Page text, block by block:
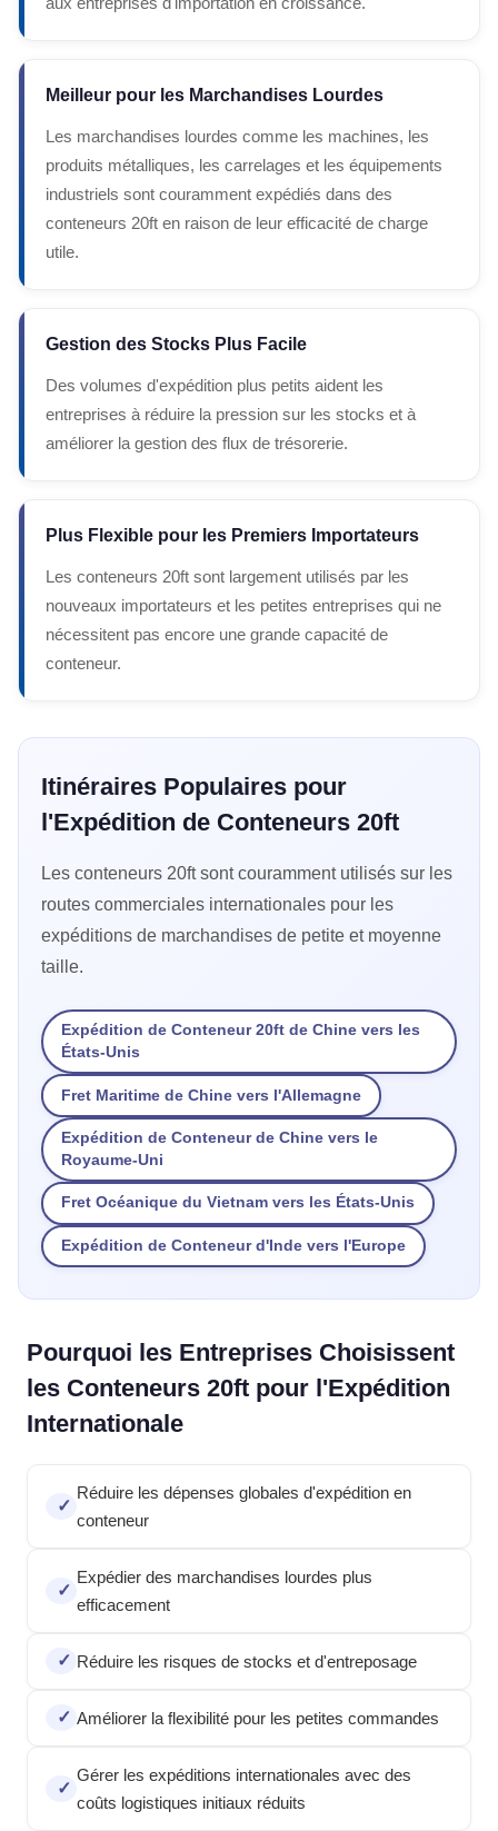
Meilleur pour les Marchandises Lourdes
Les marchandises lourdes comme les machines, les
produits métalliques, les carrelages et les équipements
industriels sont couramment expédiés dans des
conteneurs 20ft en raison de leur efficacité de charge
utile.
Gestion des Stocks Plus Facile
Des volumes d'expédition plus petits aident les
entreprises à réduire la pression sur les stocks et à
améliorer la gestion des flux de trésorerie.
Plus Flexible pour les Premiers Importateurs
Les conteneurs 20ft sont largement utilisés par les
nouveaux importateurs et les petites entreprises qui ne
nécessitent pas encore une grande capacité de
conteneur.
Itinéraires Populaires pour
l'Expédition de Conteneurs 20ft
Les conteneurs 20ft sont couramment utilisés sur les
routes commerciales internationales pour les
expéditions de marchandises de petite et moyenne
taille.
Expédition de Conteneur 20ft de Chine vers les
États-Unis
Fret Maritime de Chine vers l'Allemagne
Expédition de Conteneur de Chine vers le
Royaume-Uni
Fret Océanique du Vietnam vers les États-Unis
Expédition de Conteneur d'Inde vers l'Europe
Pourquoi les Entreprises Choisissent
les Conteneurs 20ft pour l'Expédition
Internationale
Réduire les dépenses globales d'expédition en
conteneur
Expédier des marchandises lourdes plus
efficacement
Réduire les risques de stocks et d'entreposage
Améliorer la flexibilité pour les petites commandes
Gérer les expéditions internationales avec des
coûts logistiques initiaux réduits